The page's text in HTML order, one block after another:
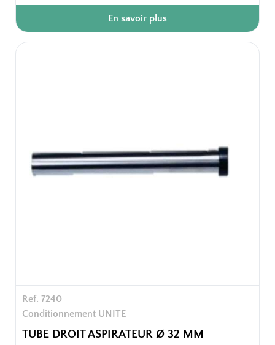
mètres, ce tuyau complet garantit une aspiration
optimale et un nettoyage efficace.
En savoir plus
Ref. 7240
Conditionnement UNITE
TUBE DROIT ASPIRATEUR Ø 32 MM